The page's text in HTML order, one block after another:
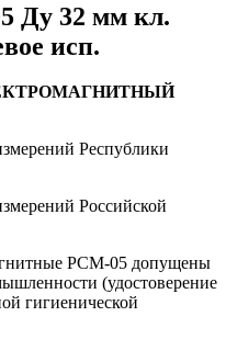
Ду 32 мм кл.
исп.
Республики
Российской
РСМ-05 допущены
(удостоверение
гигиенической